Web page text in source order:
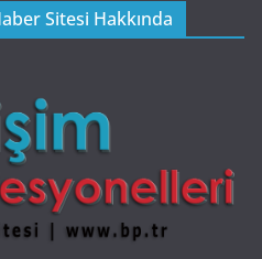
Sitesi Hakkında